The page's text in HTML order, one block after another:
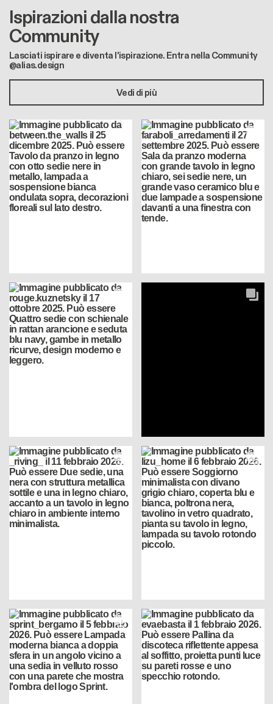
Ispirazioni dalla nostra
Community
Lasciati ispirare e diventa l'ispirazione. Entra nella Community
@alias.design
Vedi di più